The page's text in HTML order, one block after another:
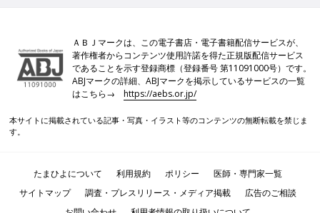
ＡＢＪマークは、この電子書店・電子書籍配信サービスが、
著作権者からコンテンツ使用許諾を得た正規版配信サービス
であることを示す登録商標（登録番号 第11091000号）です。
ABJマークの詳細、ABJマークを掲示しているサービスの一覧
はこちら→https://aebs.or.jp/
本サイトに掲載されている記事・写真・イラスト等のコンテンツの無断転載を禁じま
す。
たまひよについて 利用規約 ポリシー
医師・専門家一覧
サイトマップ
調査・プレスリリース・メディア掲載
広告のご相談